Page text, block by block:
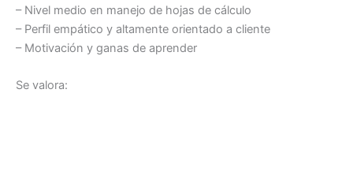
– Nivel medio en manejo de hojas de cálculo
– Perfil empático y altamente orientado a cliente
– Motivación y ganas de aprender
Se valora: